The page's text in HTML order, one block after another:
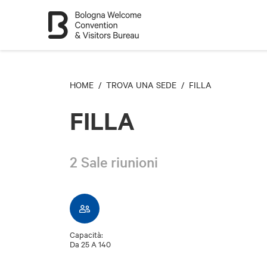
HOME / TROVA UNA SEDE / FILLA
FILLA
2 Sale riunioni
Capacità:
Da 25 A 140